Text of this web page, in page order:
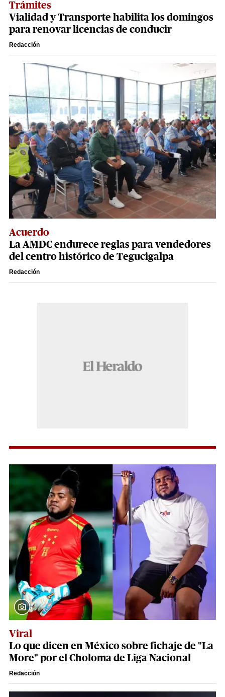
Trámites
Vialidad y Transporte habilita los domingos
para renovar licencias de conducir
Redacción
Acuerdo
La AMDC endurece reglas para vendedores
del centro histórico de Tegucigalpa
Redacción
Viral
Lo que dicen en México sobre fichaje de "La
More" por el Choloma de Liga Nacional
Redacción